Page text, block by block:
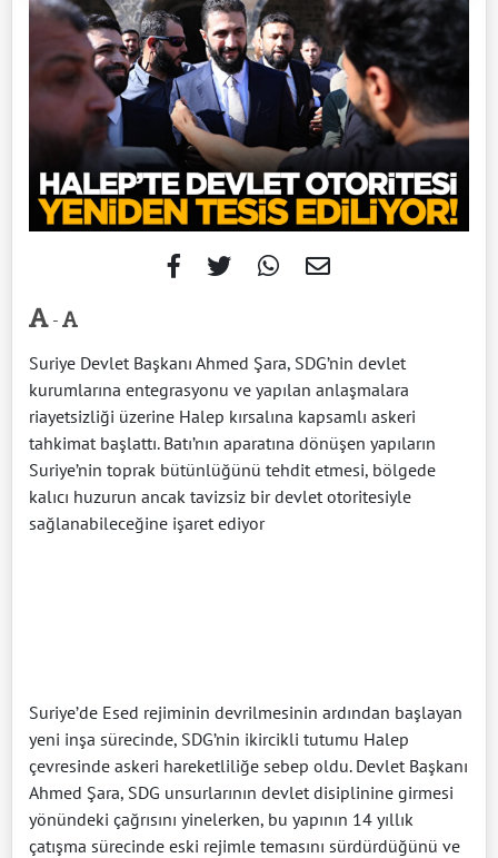
-
Suriye Devlet Başkanı Ahmed Şara, SDG’nin devlet
kurumlarına entegrasyonu ve yapılan anlaşmalara
riayetsizliği üzerine Halep kırsalına kapsamlı askeri
tahkimat başlattı. Batı’nın aparatına dönüşen yapıların
Suriye’nin toprak bütünlüğünü tehdit etmesi, bölgede
kalıcı huzurun ancak tavizsiz bir devlet otoritesiyle
sağlanabileceğine işaret ediyor
Suriye’de Esed rejiminin devrilmesinin ardından başlayan
yeni inşa sürecinde, SDG’nin ikircikli tutumu Halep
çevresinde askeri hareketliliğe sebep oldu. Devlet Başkanı
Ahmed Şara, SDG unsurlarının devlet disiplinine girmesi
yönündeki çağrısını yinelerken, bu yapının 14 yıllık
çatışma sürecinde eski rejimle temasını sürdürdüğünü ve